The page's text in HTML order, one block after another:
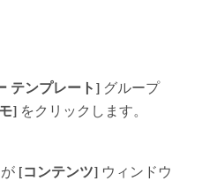
テンプレート]グループ
]をクリックします。
[コンテンツ]ウィンドウ